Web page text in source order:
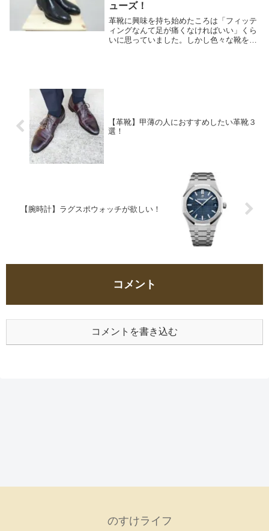
ューズ！
革靴に興味を持ち始めたころは「フィッテ
ィングなんて足が痛くなければいい」くら
いに思っていました。しかし色々な靴を履
【革靴】甲薄の人におすすめしたい革靴３
選！
【腕時計】ラグスポウォッチが欲しい！
コメント
コメントを書き込む
のすけライフ